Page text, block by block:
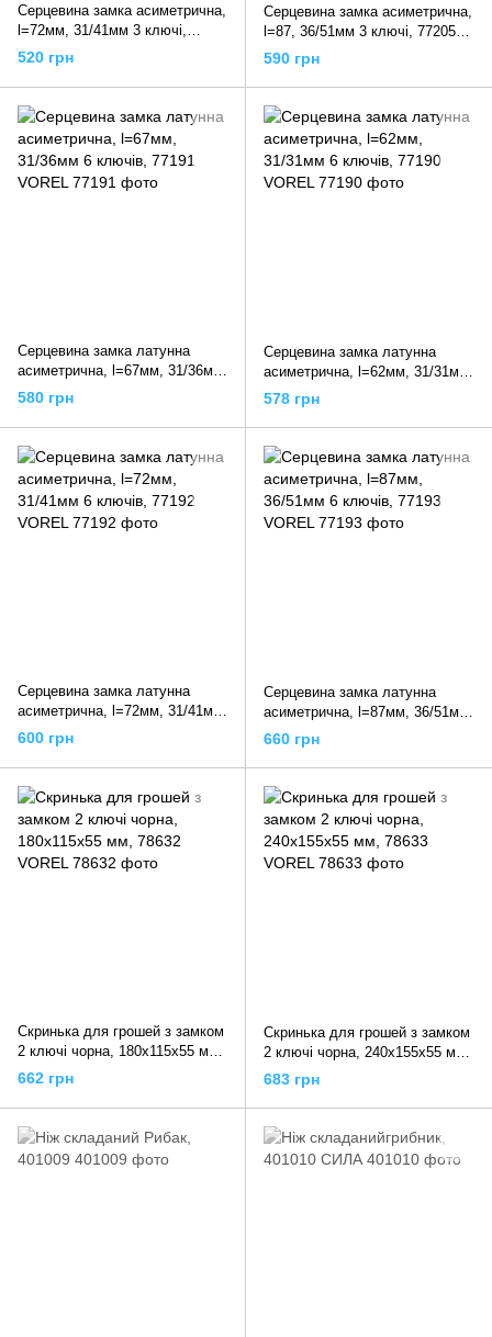
Серцевина замка асиметрична,
l=72мм, 31/41мм 3 ключі,
77203 VOREL
520 грн
Серцевина замка асиметрична,
l=87, 36/51мм 3 ключі, 77205
VOREL
590 грн
Серцевина замка латунна
асиметрична, l=67мм, 31/36мм
6 ключів, 77191 VOREL
580 грн
Серцевина замка латунна
асиметрична, l=62мм, 31/31мм
6 ключів, 77190 VOREL
578 грн
Серцевина замка латунна
асиметрична, l=72мм, 31/41мм
6 ключів, 77192 VOREL
600 грн
Серцевина замка латунна
асиметрична, l=87мм, 36/51мм
6 ключів, 77193 VOREL
660 грн
Скринька для грошей з замком
2 ключі чорна, 180х115х55 мм,
78632 VOREL
662 грн
Скринька для грошей з замком
2 ключі чорна, 240х155х55 мм,
78633 VOREL
683 грн